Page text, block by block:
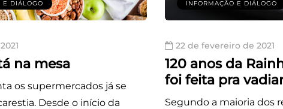
E DIÁLOGO
na mesa
os supermercados já se
Desde o início da
INFORMAÇÃO E DIÁLOGO
22 de fevereiro de 2021
120 anos da
foi feita pra
Segundo a maioria dos